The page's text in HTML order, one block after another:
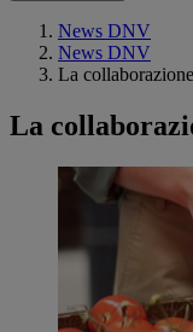
News DNV
News DNV
La
La